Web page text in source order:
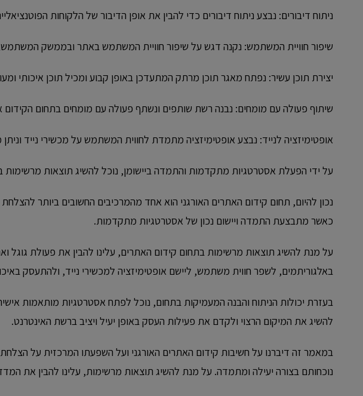
ניתוח דיבורים: נבצע ניתוח דיבורים כדי להבין את אופן הדיבור של הלקוחות
שיפור חוויית המשתמש: נקנה דגש על שיפור חוויית המשתמש באתר ובממשק המשתמש,
יצירת תוכן עשיר: נפתח מאגר תוכן מרתק המתעדכן באופן קבוע ומכיל תוכן איכותי
שיתוף פעולה עם מומחים: נבנה רשת שותפים ונשתף פעולה עם מומחים בתחום הקידום
אופטימיזציה לנייד: נבצע אופטימיזציה מתמדת לחווית המשתמש על מכשירי נייד
על ידי הפעלת אסטרטגיות מתקדמות והתמדה ביישומן, נוכל להשיג תוצאות
נכון להיום, תחום קידום האתרים האורגני הוא אחד מהמרכיבים החשובים ביותר
כאשר מתבצעת התמדה ויישום נכון של אסטרטגיות מתקדמות.
על מנת להשיג תוצאות מרשימות בתחום קידום האתרים, עלינו להבין את פעולת גוגל
באלגוריתמים, לשפר חווית משתמש, ליישם אופטימיזציה למכשירי נייד, ולהתעסק
בעזרת יכולות הניתוח והבנה המעמיקות בתחום, נוכל לפתח אסטרטגיות מותאמות
להשיג את המיקום הרצוי ולקדם את פעילות העסק באופן יעיל ויציב ברשת האינטרנט.
במאמר זה דיברנו על חשיבות קידום האתרים האורגני ועל השפעתו המרכזית על
נוכחותם בצורה יעילה ומתמדה. על מנת להשיג תוצאות מרשימות, עלינו להבין את